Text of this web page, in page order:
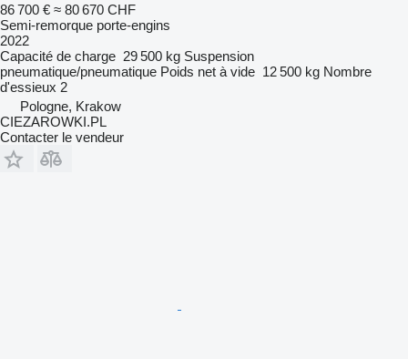
86 700 € ≈ 80 670 CHF
Semi-remorque porte-engins
2022
Capacité de charge 29 500 kg Suspension
pneumatique/pneumatique Poids net à vide 12 500 kg Nombre
d'essieux 2
Pologne, Krakow
CIEZAROWKI.PL
Contacter le vendeur